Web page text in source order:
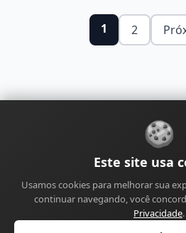
1 2
ContatoPolítica
Política de Correções
Perfil do AutorTermos de
🍪
Este site usa
Usamos cookies para melhorar sua
continuar navegando, você
Privacidade.